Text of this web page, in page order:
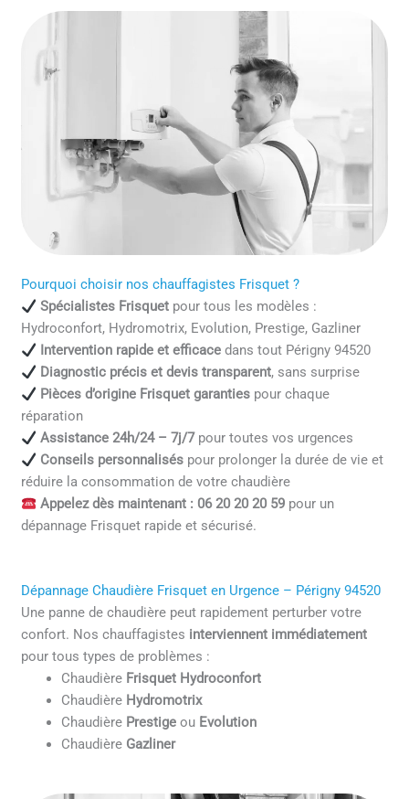
Pourquoi choisir nos chauffagistes Frisquet ?
Spécialistes Frisquetpour tous les modèles :
Hydroconfort, Hydromotrix, Evolution, Prestige, Gazliner
Intervention rapide et efficacedans tout Périgny 94520
Diagnostic précis et devis transparent, sans surprise
Pièces d’origine Frisquet garantiespour chaque
réparation
Assistance 24h/24 – 7j/7pour toutes vos urgences
Conseils personnaliséspour prolonger la durée de vie et
réduire la consommation de votre chaudière
Appelez dès maintenant : 06 20 20 20 59pour un
dépannage Frisquet rapide et sécurisé.
Dépannage Chaudière Frisquet en Urgence – Périgny 94520
Une panne de chaudière peut rapidement perturber votre
confort. Nos chauffagistes interviennent immédiatement
pour tous types de problèmes :
Chaudière Frisquet Hydroconfort
Chaudière Hydromotrix
Chaudière Prestige ou Evolution
Chaudière Gazliner